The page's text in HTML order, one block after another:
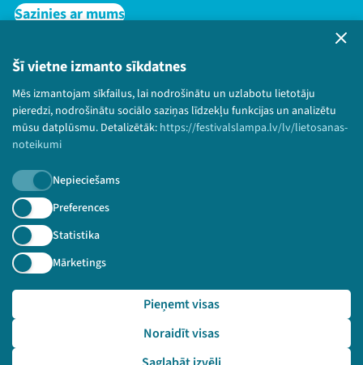
Šī vietne izmanto sīkdatnes
Mēs izmantojam sīkfailus, lai nodrošinātu un uzlabotu lietotāju
pieredzi, nodrošinātu sociālo saziņas līdzekļu funkcijas un analizētu
mūsu datplūsmu. Detalizētāk: https://festivalslampa.lv/lv/lietosanas-
noteikumi
Nepieciešams
Preferences
Statistika
Mārketings
Noraidīt visas
Pieņemt visas
Sazinies ar mums
Lietošanas noteikumi un sīkdatņu politika
Bērnu aizsardzības politika
© 2026 Sarunu festivāls LAMPA Visas tiesības
paturētas.
Piesakies jaunumiem!
Nepalaid garām aktuālāko informāciju!
Pieteikties
🔗 https://festivalslampa.lv/lv/dalibnieki/4141